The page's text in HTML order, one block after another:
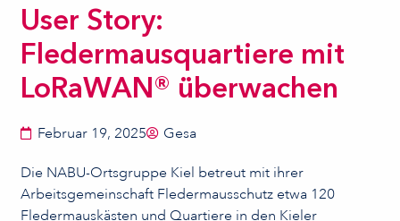
User Story:
Fledermausquartiere mit
LoRaWAN® überwachen
Februar 19, 2025 Gesa
Die NABU-Ortsgruppe Kiel betreut mit ihrer
Arbeitsgemeinschaft Fledermausschutz etwa 120
Fledermauskästen und Quartiere in den Kieler